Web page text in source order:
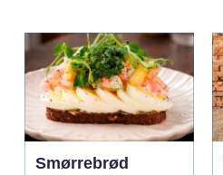
Smørrebrød